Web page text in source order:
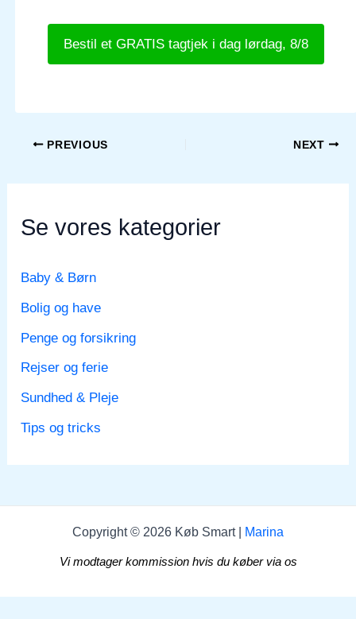
Bestil et GRATIS tagtjek i dag lørdag, 8/8
PREVIOUS NEXT
Se vores kategorier
Baby & Børn
Bolig og have
Penge og forsikring
Rejser og ferie
Sundhed & Pleje
Tips og tricks
Copyright © 2026 Køb Smart | Marina
Vi modtager kommission hvis du køber via os